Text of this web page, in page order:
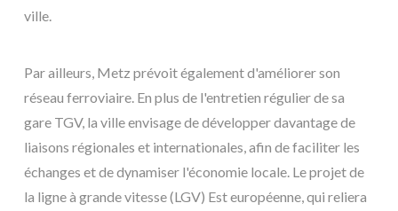
ville.
Par ailleurs, Metz prévoit également d'améliorer son
réseau ferroviaire. En plus de l'entretien régulier de sa
gare TGV, la ville envisage de développer davantage de
liaisons régionales et internationales, afin de faciliter les
échanges et de dynamiser l'économie locale. Le projet de
la ligne à grande vitesse (LGV) Est européenne, qui reliera